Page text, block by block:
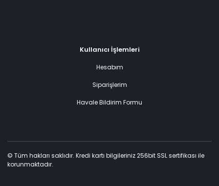
Kullanıcı İşlemleri
Hesabım
Siparişlerim
Havale Bildirim Formu
© Tüm hakları saklıdır. Kredi kartı bilgileriniz 256bit SSL sertifikası ile
korunmaktadır.